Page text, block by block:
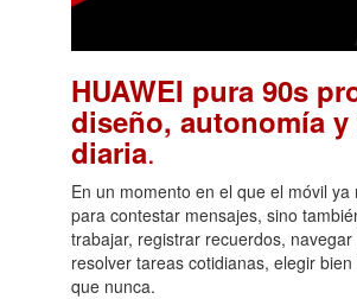
HUAWEI pura 90s
diseño, autonomía
diaria.
En un momento en el que el móvil ya
para contestar mensajes, sino
trabajar, registrar recuerdos,
resolver tareas cotidianas, elegir
que nunca.